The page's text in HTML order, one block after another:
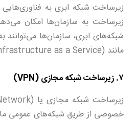
زیرساخت شبکه ابری به فناوری‌هایی
زیرساخت به سازمان‌ها امکان
شبکه‌های ابری، سازمان‌ها
مانند IaaS (Infrastructure as a Service) و SaaS (Software as a Service) در این زمینه کاربرد دارند.
۷. زیرساخت شبکه مجازی (VPN)